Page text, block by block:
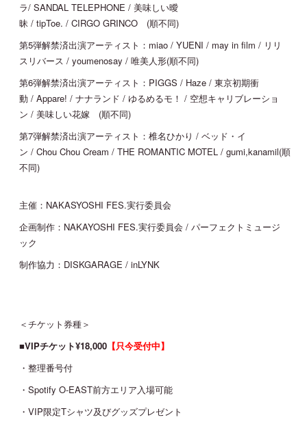
ラ/ SANDAL TELEPHONE / 美味しい曖
昧 / tipToe. / CIRGO GRINCO (順不同)
第5弾解禁済出演アーティスト：miao / YUENI / may in film / リリ
スリバース / youmenosay / 唯美人形(順不同)
第6弾解禁済出演アーティスト：PIGGS / Haze / 東京初期衝
動 / Appare! / ナナランド / ゆるめるモ！ / 空想キャリブレーショ
ン / 美味しい花嫁 (順不同)
第7弾解禁済出演アーティスト：椎名ひかり / ベッド・イ
ン / Chou Chou Cream / THE ROMANTIC MOTEL / gumi,kanamil(順
不同)
主催：NAKASYOSHI FES.実行委員会
企画制作：NAKAYOSHI FES.実行委員会 / パーフェクトミュージ
ック
制作協力：DISKGARAGE / inLYNK
＜チケット券種＞
■VIPチケット¥18,000 【只今受付中】
・整理番号付
・Spotify O-EAST前方エリア入場可能
・VIP限定Tシャツ及びグッズプレゼント